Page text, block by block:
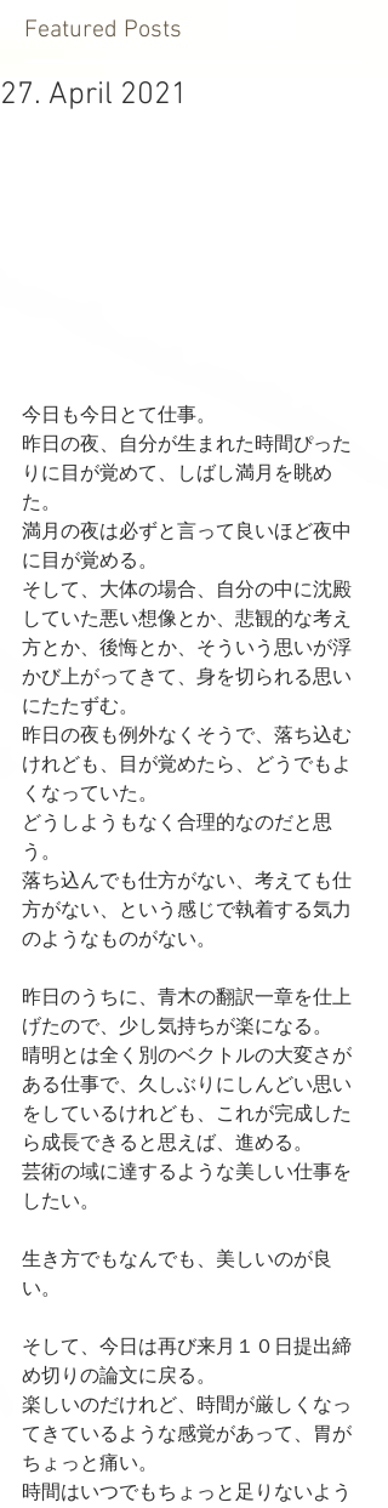
Featured Posts
27. April 2021
今日も今日とて仕事。
昨日の夜、自分が生まれた時間ぴった
りに目が覚めて、しばし満月を眺め
た。
満月の夜は必ずと言って良いほど夜中
に目が覚める。
そして、大体の場合、自分の中に沈殿
していた悪い想像とか、悲観的な考え
方とか、後悔とか、そういう思いが浮
かび上がってきて、身を切られる思い
にたたずむ。
昨日の夜も例外なくそうで、落ち込む
けれども、目が覚めたら、どうでもよ
くなっていた。
どうしようもなく合理的なのだと思
う。
落ち込んでも仕方がない、考えても仕
方がない、という感じで執着する気力
のようなものがない。
昨日のうちに、青木の翻訳一章を仕上
げたので、少し気持ちが楽になる。
晴明とは全く別のベクトルの大変さが
ある仕事で、久しぶりにしんどい思い
をしているけれども、これが完成した
ら成長できると思えば、進める。
芸術の域に達するような美しい仕事を
したい。
生き方でもなんでも、美しいのが良
い。
そして、今日は再び来月１０日提出締
め切りの論文に戻る。
楽しいのだけれど、時間が厳しくなっ
てきているような感覚があって、胃が
ちょっと痛い。
時間はいつでもちょっと足りないよう